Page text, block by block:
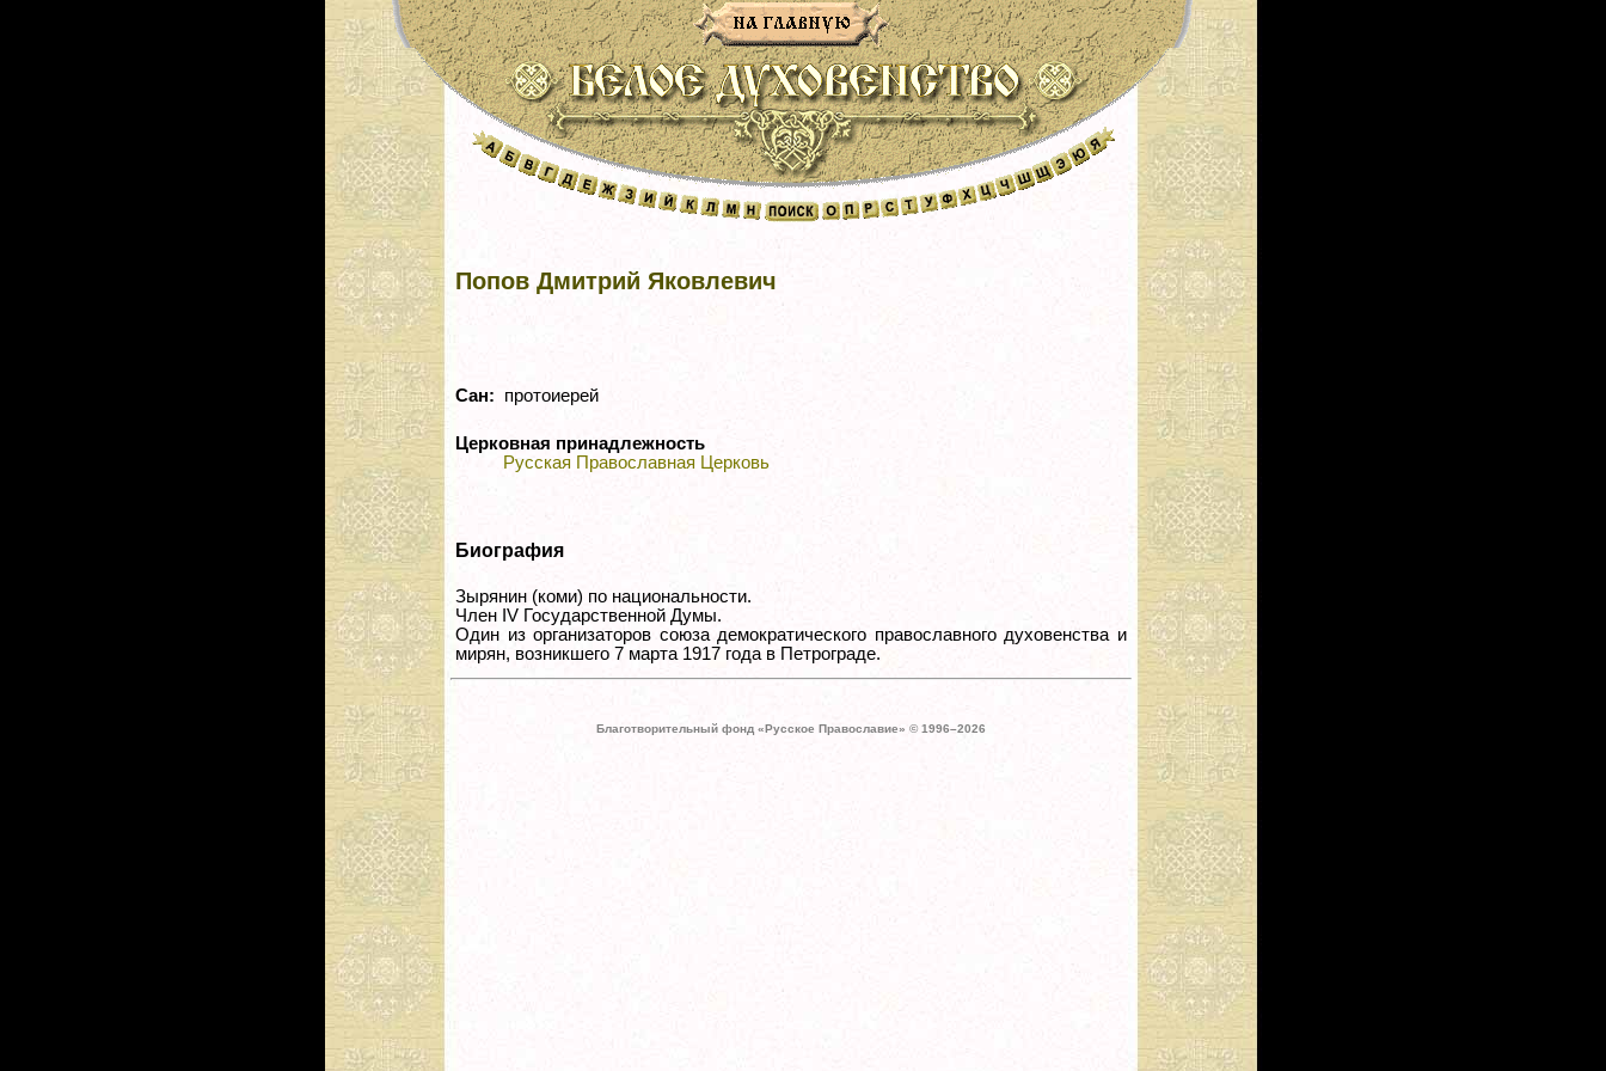
Попов Дмитрий Яковлевич
Сан: протоиерей
Церковная принадлежность
Русская Православная Церковь
Биография
Зырянин (коми) по национальности.
Член IV Государственной Думы.
Один из организаторов союза демократического православного духовенства и
мирян, возникшего 7 марта 1917 года в Петрограде.
Благотворительный фонд «Русское Православие» © 1996–2026